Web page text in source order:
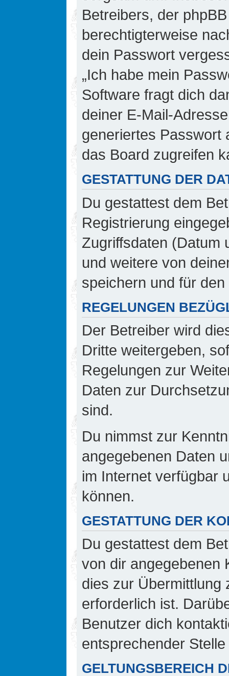
Betreibers, der
berechtigterweise
dein Passwort
„Ich habe mein
Software fragt dich
deiner E-Mail-
generiertes Passwort
das Board zugreifen
GESTATTUNG DER
Du gestattest dem
Registrierung
Zugriffsdaten (Datum
und weitere von
speichern und für
REGELUNGEN
Der Betreiber wird
Dritte weitergeben,
Regelungen zur
Daten zur
sind.
Du nimmst zur
angegebenen Daten
im Internet verfügbar
können.
GESTATTUNG DER
Du gestattest dem
von dir angegebenen
dies zur Übermittlung
erforderlich ist.
Benutzer dich
entsprechender
GELTUNGSBEREICH